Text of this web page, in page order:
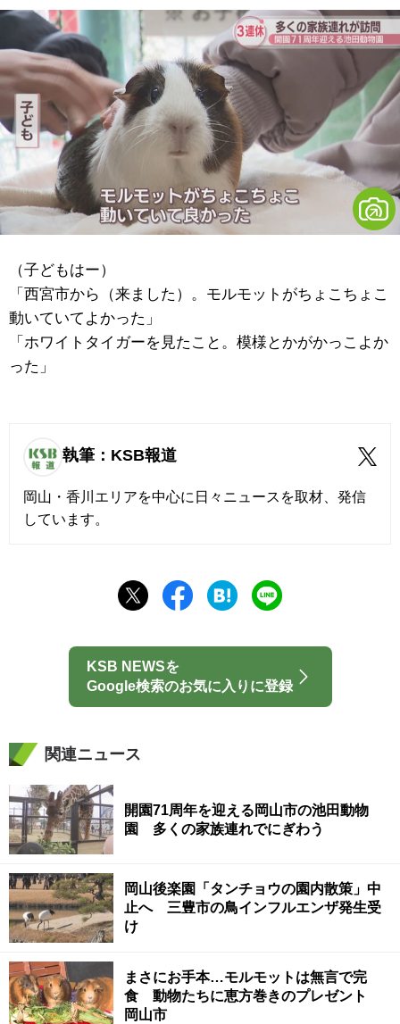
（子どもはー）
「西宮市から（来ました）。モルモットがちょこちょこ
動いていてよかった」
「ホワイトタイガーを見たこと。模様とかがかっこよか
った」
執筆：KSB報道
岡山・香川エリアを中心に日々ニュースを取材、発信
しています。
KSB NEWSを
Google検索のお気に入りに登録
関連ニュース
開園71周年を迎える岡山市の池田動物
園 多くの家族連れでにぎわう
岡山後楽園「タンチョウの園内散策」中
止へ 三豊市の鳥インフルエンザ発生受
け
まさにお手本…モルモットは無言で完
食 動物たちに恵方巻きのプレゼント
岡山市